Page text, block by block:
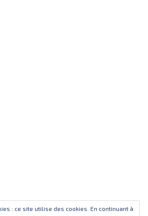
: ce site utilise des cookies. En continuant à